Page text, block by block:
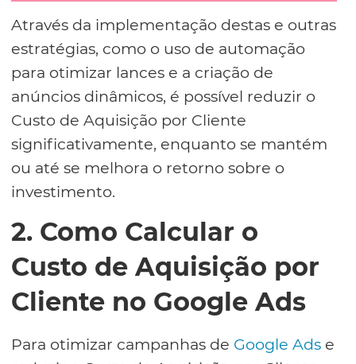
Através da implementação destas e outras
estratégias, como o uso de automação
para otimizar lances e a criação de
anúncios dinâmicos, é possível reduzir o
Custo de Aquisição por Cliente
significativamente, enquanto se mantém
ou até se melhora o retorno sobre o
investimento.
2. Como Calcular o
Custo de Aquisição por
Cliente no Google Ads
Para otimizar campanhas de Google Ads e